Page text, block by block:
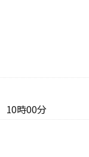
10時00分